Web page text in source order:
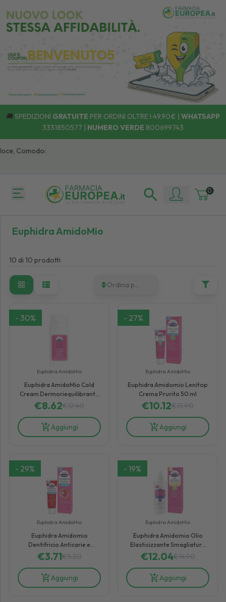
🚚 SPEDIZIONI GRATUITE PER ORDINI OLTRE I 49,90€ | WHATSAPP
3331850577 | NUMERO VERDE 800699743
Comodo:
0
Euphidra AmidoMio
10 di 10 prodotti
Ordina per
- 30%
Euphidra AmidoMio
Euphidra AmidoMio Cold
Cream Dermoriequilibrante
Pelli Secche Desquamate 100
€8.62€12.40
Aggiungi
- 27%
Euphidra AmidoMio
Euphidra Amidomio Lenitop
Crema Prurito 50 ml
€10.12€13.90
Aggiungi
- 29%
Euphidra AmidoMio
Euphidra Amidomio
Dentifricio Anticarie e
Antiplacca 1-5 Anni Gusto
€3.71€5.20
Aggiungi
- 19%
Euphidra AmidoMio
Euphidra Amidomio Olio
Elasticizzante Smagliature
145 ml
€12.04€14.90
Aggiungi